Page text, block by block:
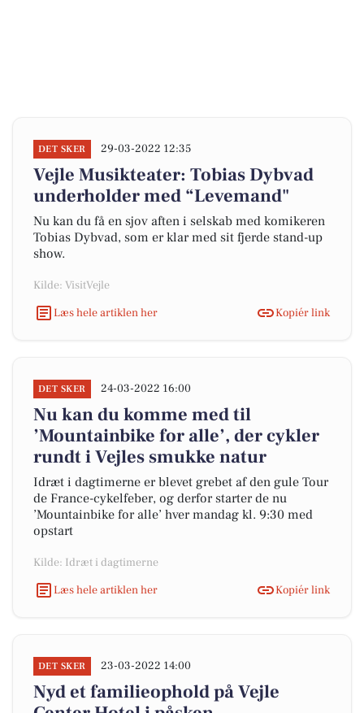
DET SKER 29-03-2022 12:35
Vejle Musikteater: Tobias Dybvad
underholder med “Levemand"
Nu kan du få en sjov aften i selskab med komikeren
Tobias Dybvad, som er klar med sit fjerde stand-up
show.
Kilde: VisitVejle
Læs hele artiklen her
Kopiér link
DET SKER 24-03-2022 16:00
Nu kan du komme med til
’Mountainbike for alle’, der cykler
rundt i Vejles smukke natur
Idræt i dagtimerne er blevet grebet af den gule Tour
de France-cykelfeber, og derfor starter de nu
’Mountainbike for alle’ hver mandag kl. 9:30 med
opstart
Kilde: Idræt i dagtimerne
Læs hele artiklen her
Kopiér link
DET SKER 23-03-2022 14:00
Nyd et familieophold på Vejle